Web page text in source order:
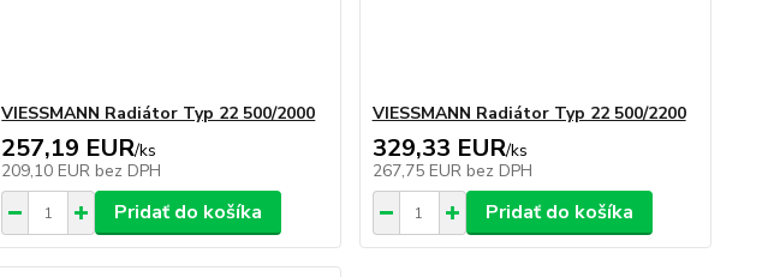
VIESSMANN Radiátor Typ 22 500/2000
257,19 EUR/ks
209,10 EUR bez DPH
Pridať do košíka
VIESSMANN Radiátor Typ 22 500/2200
329,33 EUR/ks
267,75 EUR bez DPH
Pridať do košíka